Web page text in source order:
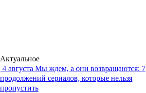
Актуальное
4 августа Мы ждем, а они возвращаются: 7
продолжений сериалов, которые нельзя
пропустить